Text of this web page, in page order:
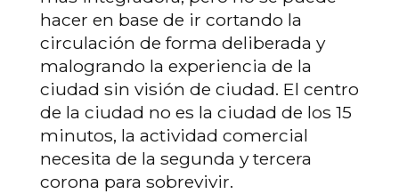
hacer en base de ir cortando la
circulación de forma deliberada y
malogrando la experiencia de la
ciudad sin visión de ciudad. El centro
de la ciudad no es la ciudad de los 15
minutos, la actividad comercial
necesita de la segunda y tercera
corona para sobrevivir.